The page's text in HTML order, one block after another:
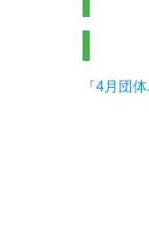
「4月団